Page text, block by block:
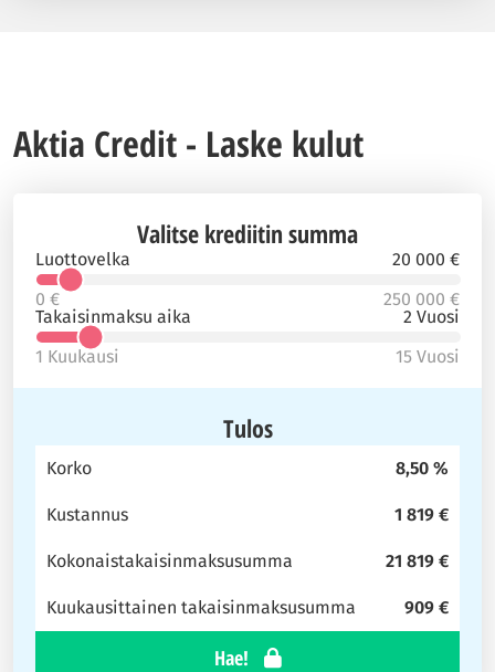
Aktia Credit - Laske kulut
Valitse krediitin summa
Luottovelka
20 000 €
0 €
250 000 €
Takaisinmaksu aika
2 Vuosi
1 Kuukausi
15 Vuosi
Tulos
Korko 8,50 %
Kustannus 1 819 €
Kokonaistakaisinmaksusumma 21 819 €
Kuukausittainen takaisinmaksusumma 909 €
Hae!